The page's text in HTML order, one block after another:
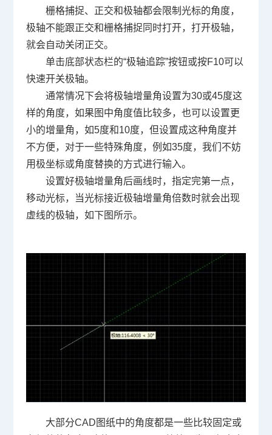
栅格捕捉、正交和极轴都会限制光标的角度，
极轴不能跟正交和栅格捕捉同时打开，打开极轴，
就会自动关闭正交。
单击底部状态栏的“极轴追踪”按钮或按F10可以
快速开关极轴。
通常情况下会将极轴增量角设置为30或45度这
样的角度，如果图中角度值比较多，也可以设置更
小的增量角，如5度和10度，但设置成这种角度并
不方便，对于一些特殊角度，例如35度，我们不妨
用极坐标或角度替换的方式进行输入。
设置好极轴增量角后画线时，指定完第一点，
移动光标，当光标接近极轴增量角倍数时就会出现
虚线的极轴，如下图所示。
大部分CAD 图纸中的角度都是一些比较固定或